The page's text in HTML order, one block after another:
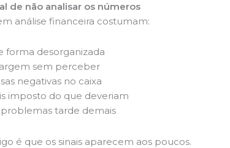
de não analisar os números
análise financeira costumam:
forma desorganizada
sem perceber
negativas no caixa
imposto do que deveriam
tarde demais
é que os sinais aparecem aos poucos.